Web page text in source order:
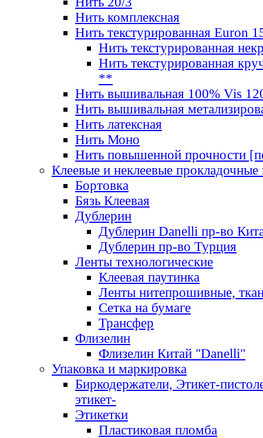
Нить комплексная
Нить текстурированная Euron
Нить текстурированная
Нить текстурированная
**
Нить вышивальная 100% Vis
Нить вышивальная
Нить латексная
Нить Моно
Нить повышенной прочности
Клеевые и неклеевые прокладочные
Бортовка
Бязь Клеевая
Дублерин
Дублерин Danelli пр-во
Дублерин пр-во Турция
Ленты технологические
Клеевая паутинка
Ленты нитепрошивные,
Сетка на бумаге
Трансфер
Флизелин
Флизелин Китай "Danelli"
Упаковка и маркировка
Биркодержатели, Этикет-
этикет-
Этикетки
Пластиковая пломба